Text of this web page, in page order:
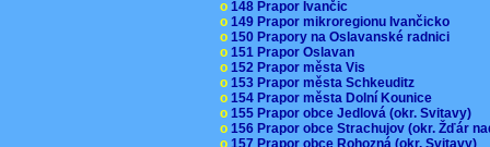
o 148 Prapor Ivančic
o 149 Prapor mikroregionu Ivančicko
o 150 Prapory na Oslavanské radnici
o 151 Prapor Oslavan
o 152 Prapor města Vis
o 153 Prapor města Schkeuditz
o 154 Prapor města Dolní Kounice
o 155 Prapor obce Jedlová (okr. Svitavy)
o 156 Prapor obce Strachujov (okr. Žďár
o 157 Prapor obce Rohozná (okr. Svitavy)